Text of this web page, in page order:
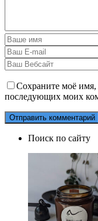
Сохраните моё имя,
последующих моих
Поиск по сайту